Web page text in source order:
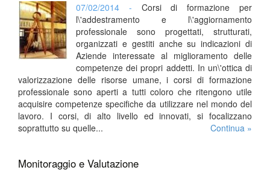
07/02/2014 - Corsi di formazione per
l\'addestramento e l\'aggiornamento
professionale sono progettati, strutturati,
organizzati e gestiti anche su indicazioni di
Aziende interessate al miglioramento delle
competenze dei propri addetti. In un\'ottica di
valorizzazione delle risorse umane, i corsi di formazione
professionale sono aperti a tutti coloro che ritengono utile
acquisire competenze specifiche da utilizzare nel mondo del
lavoro. I corsi, di alto livello ed innovati, si focalizzano
soprattutto su quelle...
Continua »
Monitoraggio e Valutazione